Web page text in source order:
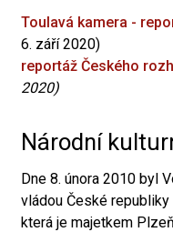
Toulavá kamera -
6. září 2020)
reportáž Českého
2020)
Národní
Dne 8. února 2010 byl
vládou České republiky
která je majetkem